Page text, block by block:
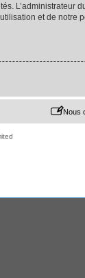
L’administrateur
et de notre
Nous